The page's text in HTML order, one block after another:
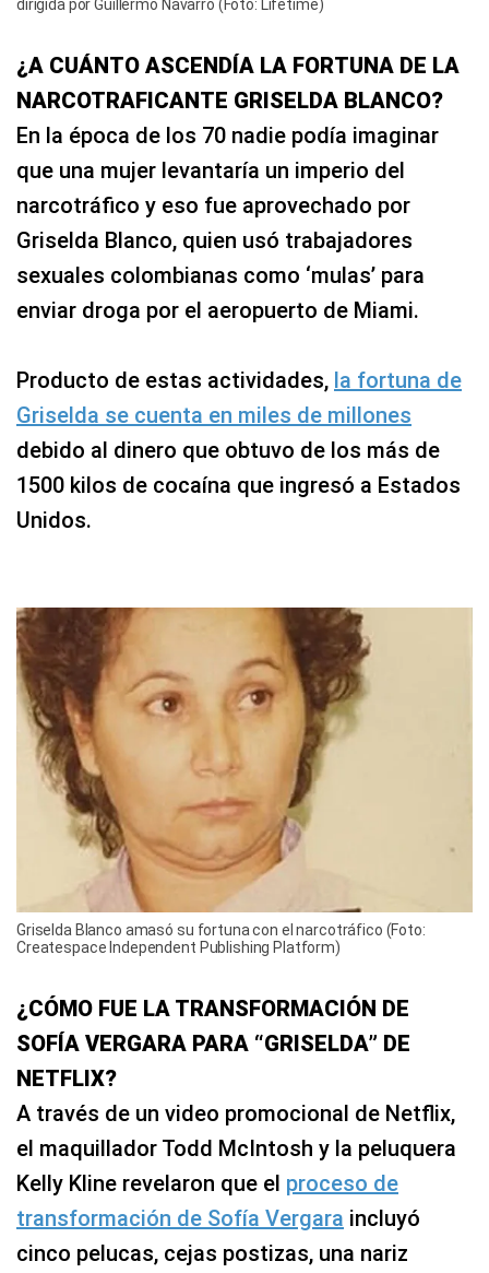
dirigida por Guillermo Navarro (Foto: Lifetime)
¿A CUÁNTO ASCENDÍA LA FORTUNA DE LA
NARCOTRAFICANTE GRISELDA BLANCO?
En la época de los 70 nadie podía imaginar
que una mujer levantaría un imperio del
narcotráfico y eso fue aprovechado por
Griselda Blanco, quien usó trabajadores
sexuales colombianas como ‘mulas’ para
enviar droga por el aeropuerto de Miami.
Producto de estas actividades, la fortuna de
Griselda se cuenta en miles de millones
debido al dinero que obtuvo de los más de
1500 kilos de cocaína que ingresó a Estados
Unidos.
Griselda Blanco amasó su fortuna con el narcotráfico (Foto:
Createspace Independent Publishing Platform)
¿CÓMO FUE LA TRANSFORMACIÓN DE
SOFÍA VERGARA PARA “GRISELDA” DE
NETFLIX?
A través de un video promocional de Netflix,
el maquillador Todd McIntosh y la peluquera
Kelly Kline revelaron que el proceso de
transformación de Sofía Vergara incluyó
cinco pelucas, cejas postizas, una nariz